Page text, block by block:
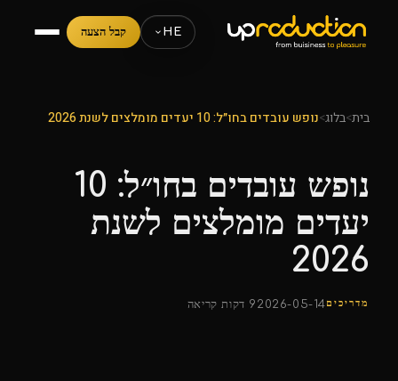
HE קבל הצעה
בית>בלוג>נופש עובדים בחו״ל: 10 יעדים מומלצים לשנת 2026
נופש עובדים בחו״ל: 10
יעדים מומלצים לשנת
2026
מדריכים2026-05-14 9 דקות קריאה